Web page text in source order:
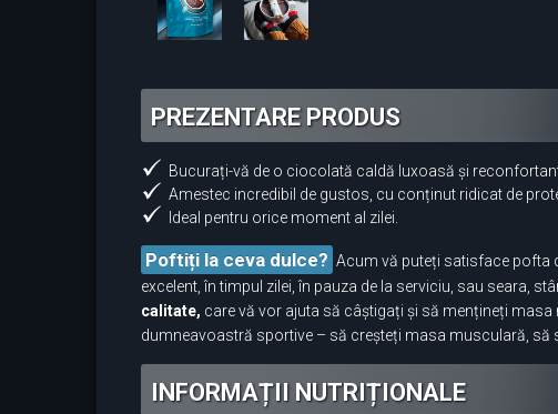
PREZENTARE PRODUS
Bucurați-vă de o ciocolată caldă luxoasă și
Amestec incredibil de gustos, cu conținut ridicat de
Ideal pentru orice moment al zilei.
Poftiți la ceva dulce? Acum vă puteți satisface pofta
excelent, în timpul zilei, în pauza de la serviciu, sau seara,
calitate, care vă vor ajuta să câștigați și să mențineți
dumneavoastră sportive – să creșteți masa musculară, să
INFORMAȚII NUTRIȚIONALE